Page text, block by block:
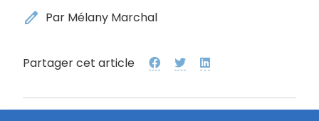
edit Par Mélany Marchal
Partager cet article